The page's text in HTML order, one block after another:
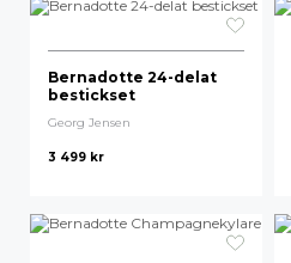
Bernadotte 24-delat
bestickset
Georg Jensen
3 499 kr